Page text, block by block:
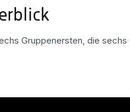
Gruppenersten, die